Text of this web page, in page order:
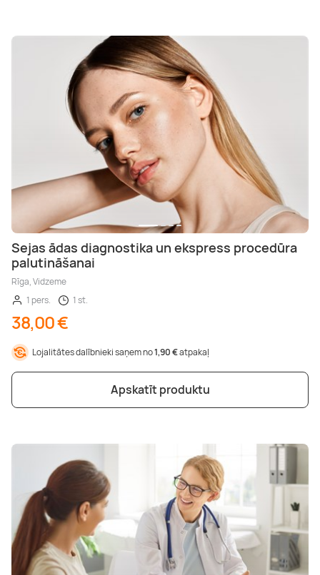
Sejas ādas diagnostika un ekspress procedūra
palutināšanai
Rīga, Vidzeme
1 pers.
1 st.
38,00 €
Lojalitātes dalībnieki saņem no1,90 €atpakaļ
Apskatīt produktu